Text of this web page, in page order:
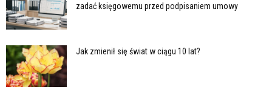
zadać księgowemu przed podpisaniem umowy
Jak zmienił się świat w ciągu 10 lat?